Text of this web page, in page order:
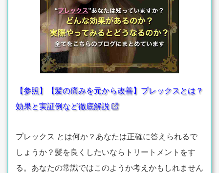
【参照】【髪の痛みを元から改善】プレックスとは？
効果と実証例など徹底解説
プレックス とは何か？あなたは正確に答えられるで
しょうか？髪を良くしたいならトリートメントをす
る。あなたの常識ではこのようか考えかもしれません